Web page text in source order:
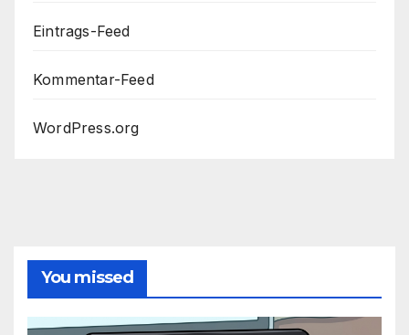
Eintrags-Feed
Kommentar-Feed
WordPress.org
You missed